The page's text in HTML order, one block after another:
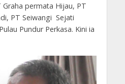
Graha permata Hijau, PT
PT Seiwangi Sejati
Pundur Perkasa. Kini ia